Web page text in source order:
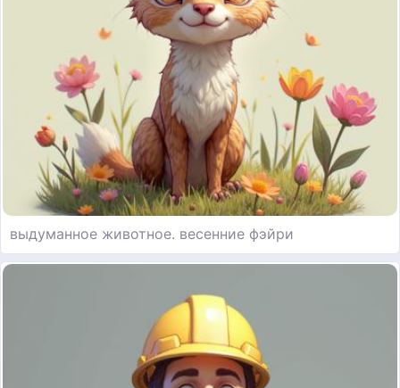
выдуманное животное. весенние фэйри